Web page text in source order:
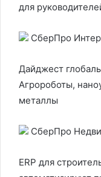
для
СберПро
Дайджест
Агророботы,
металлы
СберПро
ERP для